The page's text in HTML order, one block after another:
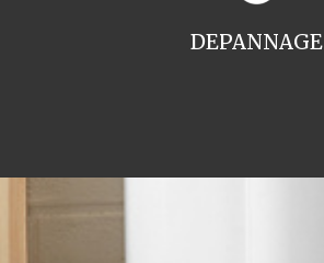
DEPANNAGE